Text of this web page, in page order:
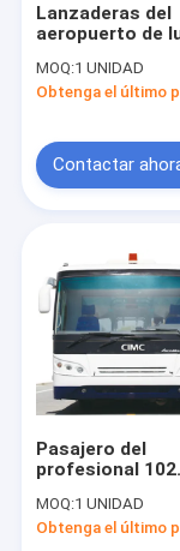
Productos
Sobre
Viaje de la
Noticias
Lanzaderas del
aeropuerto de
a la capacidad de
Neoplan y de
MOQ:1 UNIDAD
Obtenga el último
Contactar
Pasajero del
profesional 102
del aeropuerto
200 litros con la
MOQ:1 UNIDAD
Obtenga el último